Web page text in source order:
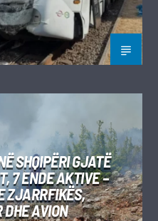
SHQIPËRI GJATË
7 ENDE AKTIVE –
ZJARRFIKËS,
DHE AVION